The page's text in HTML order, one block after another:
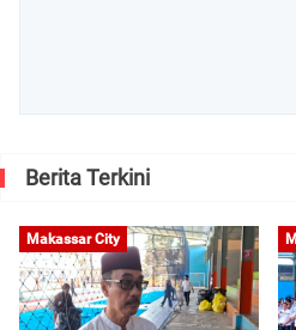
Berita Terkini
Makassar City